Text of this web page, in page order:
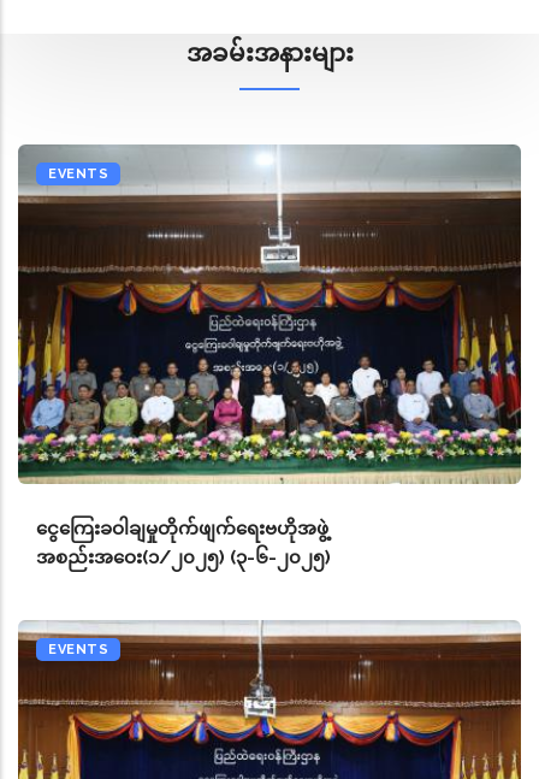
အခမ်းအနားများ
EVENTS
ငွေကြေးခဝါချမှုတိုက်ဖျက်ရေးဗဟိုအဖွဲ့
အစည်းအဝေး(၁/၂၀၂၅) (၃-၆-၂၀၂၅)
EVENTS